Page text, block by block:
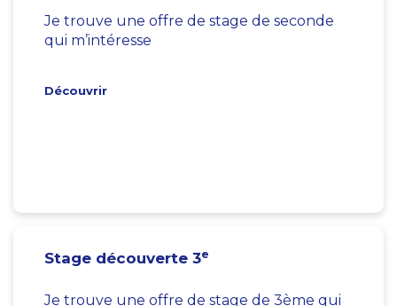
Je trouve une offre de stage de seconde
qui m’intéresse
Découvrir
Stage découverte 3e
Je trouve une offre de stage de 3ème qui